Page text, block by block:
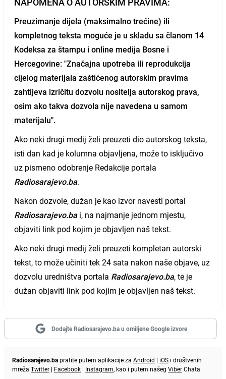
Preuzimanje dijela (maksimalno trećine) ili
kompletnog teksta moguće je u skladu sa članom 14
Kodeksa za štampu i online medija Bosne i
Hercegovine: "Značajna upotreba ili reprodukcija
cijelog materijala zaštićenog autorskim pravima
zahtijeva izričitu dozvolu nositelja autorskog prava,
osim ako takva dozvola nije navedena u samom
materijalu".
Ako neki drugi medij želi preuzeti dio autorskog teksta,
isti dan kad je kolumna objavljena, može to isključivo
uz pismeno odobrenje Redakcije portala
Radiosarajevo.ba.
Nakon dozvole, dužan je kao izvor navesti portal
Radiosarajevo.bai, na najmanje jednom mjestu,
objaviti link pod kojim je objavljen naš tekst.
Ako neki drugi medij želi preuzeti kompletan autorski
tekst, to može učiniti tek 24 sata nakon naše objave, uz
dozvolu uredništva portala Radiosarajevo.ba, te je
dužan objaviti link pod kojim je objavljen naš tekst.
Dodajte Radiosarajevo.ba u omiljene Google izvore
Radiosarajevo.bapratite putem aplikacije za Android | iOS i društvenih
mreža Twitter | Facebook | Instagram, kao i putem našeg ViberChata.